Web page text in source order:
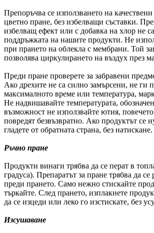
Препоръчва се използването на качествени
цветно пране, без избелващи съставки.
избелващ ефект или с добавка на хлор не
поддръжката на нашите продукти. Не
при прането на облекла с мембрани. Той
позволява циркулирането на въздух през
Преди пране проверете за забравени
Ако дрехите не са силно замърсени, не ги
максималното време или температура,
Не надвишавайте температурата,
възможност не използвайте ютия,
повредят безвъзвратно. Ако продуктът се
гладете от обратната страна, без натискане.
Ръчно пране
Продукти винаги трябва да се перат в
градуса). Препаратът за пране трябва да
преди прането. Само нежно стискайте
търкайте. След прането, изплакнете
да се изцеди или леко го изстискате, без
Изсушаване